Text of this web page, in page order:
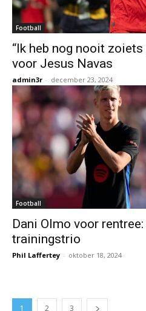
Football
“Ik heb nog nooit
voor Jesus Navas
admin3r - december 23, 2024
Football
Dani Olmo voor
trainingstrio
Phil Laffertey - oktober 18, 2024
1 2 3